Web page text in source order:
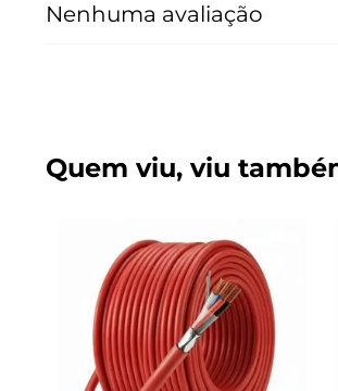
Nenhuma avaliação
Quem viu, viu